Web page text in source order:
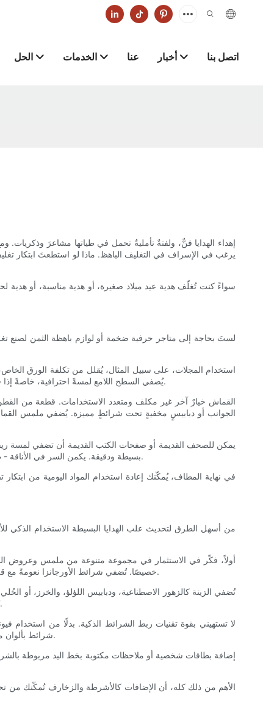
الحل الخدمات عنا أخبار اتصل بنا
إهداء الهدايا فنٌّ، ولفتةٌ تأمليةٌ تحمل في طياتها مشاعرَ
يرغب في الإسراف في التغليف الباهظ. ماذا لو استطعتَ ابتكار
سواءً كنت تُغلّف هدية عيد ميلاد صغيرة، أو هدية مناسبة، أو هدية
لستَ بحاجة إلى متاجر حرفية ضخمة أو لوازم باهظة الثمن لصنع
استخدام المجلات، على سبيل المثال، يُقلل من تكلفة الورق
يُضفي السطح اللامع لمسةً احترافية، خاصةً إذا قمت بتنعيم الورق بدقة ولصقه بغراء شفاف جاف أو مادة لاصقة. يُمكن أن يُحاكي ملمس ورق المجلات المُغلّف بإحكام حول العلبة أنماط التغليف الفاخرة.
القماش خيارٌ آخر غير مكلف ومتعدد الاستخدامات. قطعة من
الجوانب أو دبابيسٍ مخفيةٍ تحت شرائطٍ مميزة. يُضفي ملمس
يمكن للصحف القديمة أو صفحات الكتب القديمة أن تضفي لمسة
بسيطة ودقيقة. يكمن السر في الأناقة - طي الزوايا بعناية واستخدام غراء عالي الجودة لتجنب أي تجعد أو تمزّق. إضافة ختم شمعي أو بطاقة مطبوعة حسب الطلب تُكمل هذا العرض الفني العتيق.
في نهاية المطاف، يُمكّنك إعادة استخدام المواد اليومية من ابتكار
من أسهل الطرق لتحديث علب الهدايا البسيطة الاستخدام الذكي
أولاً، فكّر في الاستثمار في مجموعة متنوعة من ملمس وعروض
خصيصًا. تُضفي شرائط الأورجانزا نعومةً مع قليل من الشفافية، مما يجعلها مثالية لإطلالة رقيقة ورومانسية. مزج هذه الملمسات وتنسيقها فوق بعضها البعض يجعل التغليف أكثر ديناميكية وجاذبية بصريًا.
تُضفي الزينة كالزهور الاصطناعية، ودبابيس اللؤلؤ، والخرز، أو
يُمكنكِ دمج عناصر طبيعية كأقماع الصنوبر، وأعواد القرفة، أو أوراق الكينا أسفل الشرائط لإضفاء لمسة موسمية تُضفي شعورًا بالخصوصية والصداقة للبيئة.
لا تستهيني بقوة تقنيات ربط الشرائط الذكية. بدلًا من استخدام
شرائط بألوان متكاملة مكدسة فوق بعضها البعض سيبدو رائعًا. يجب قص عقد الشرائط وذيولها بعناية لضمان نضارتها، ويمكن، إن أمكن، تغليف الحواف حراريًا لمنع التآكل.
إضافة بطاقات شخصية أو ملاحظات مكتوبة بخط اليد مربوطة
الأهم من ذلك كله، أن الإضافات كالأشرطة والزخارف تُمكّنك من